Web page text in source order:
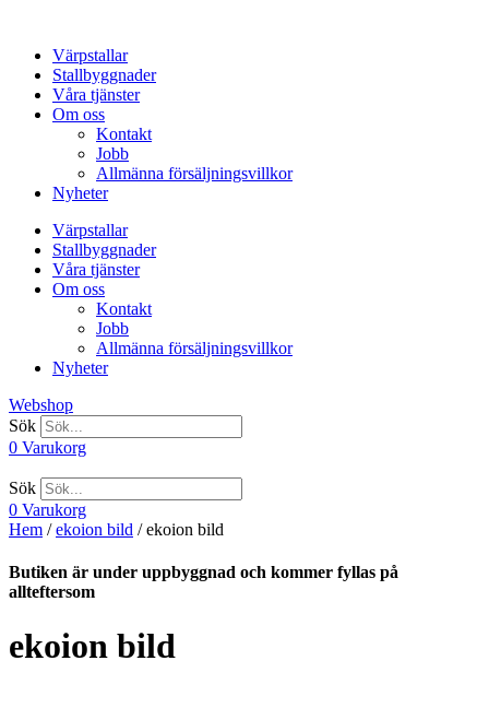
innehållVärpstallar
Stallbyggnader
Våra tjänster
Om oss
Kontakt
Jobb
Allmänna försäljningsvillkor
Nyheter
Värpstallar
Stallbyggnader
Våra tjänster
Om oss
Kontakt
Jobb
Allmänna försäljningsvillkor
Nyheter
Webshop
Sök
0 Varukorg
Sök
0 Varukorg
Hem /ekoion bild / ekoion bild
Butiken är under uppbyggnad och kommer fyllas på
allteftersom
ekoion bild